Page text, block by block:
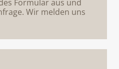
Formular aus und
Wir melden uns